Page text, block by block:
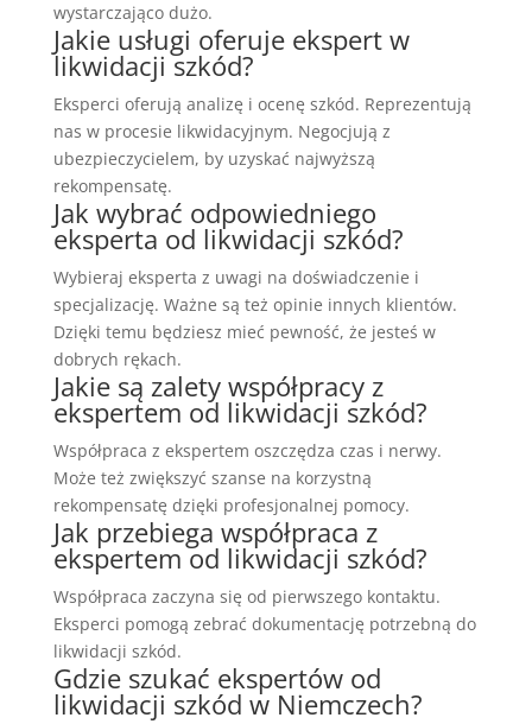
wystarczająco dużo.
Jakie usługi oferuje ekspert w
likwidacji szkód?
Eksperci oferują analizę i ocenę szkód. Reprezentują
nas w procesie likwidacyjnym. Negocjują z
ubezpieczycielem, by uzyskać najwyższą
rekompensatę.
Jak wybrać odpowiedniego
eksperta od likwidacji szkód?
Wybieraj eksperta z uwagi na doświadczenie i
specjalizację. Ważne są też opinie innych klientów.
Dzięki temu będziesz mieć pewność, że jesteś w
dobrych rękach.
Jakie są zalety współpracy z
ekspertem od likwidacji szkód?
Współpraca z ekspertem oszczędza czas i nerwy.
Może też zwiększyć szanse na korzystną
rekompensatę dzięki profesjonalnej pomocy.
Jak przebiega współpraca z
ekspertem od likwidacji szkód?
Współpraca zaczyna się od pierwszego kontaktu.
Eksperci pomogą zebrać dokumentację potrzebną do
likwidacji szkód.
Gdzie szukać ekspertów od
likwidacji szkód w Niemczech?